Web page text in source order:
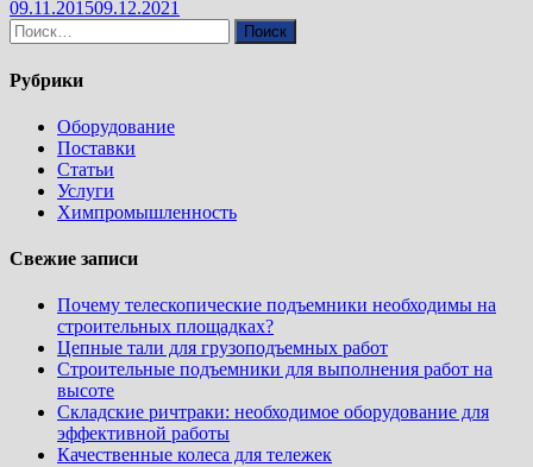
09.11.201509.12.2021
Найти:
Рубрики
Оборудование
Поставки
Статьи
Услуги
Химпромышленность
Свежие записи
Почему телескопические подъемники необходимы на
строительных площадках?
Цепные тали для грузоподъемных работ
Строительные подъемники для выполнения работ на
высоте
Складские ричтраки: необходимое оборудование для
эффективной работы
Качественные колеса для тележек